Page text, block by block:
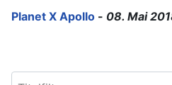
Planet X Apollo - 08. Mai